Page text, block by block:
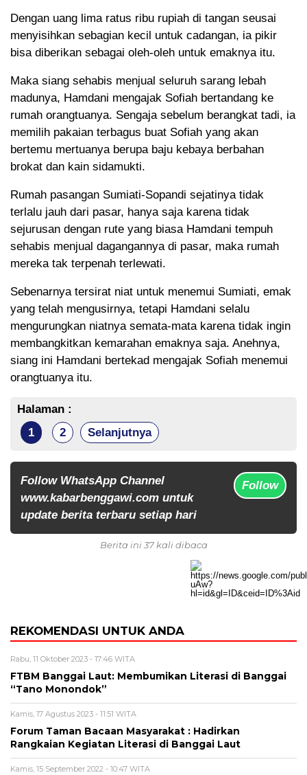
Dengan uang lima ratus ribu rupiah di tangan seusai
menyisihkan sebagian kecil untuk cadangan, ia pikir
bisa diberikan sebagai oleh-oleh untuk emaknya itu.
Maka siang sehabis menjual seluruh sarang lebah
madunya, Hamdani mengajak Sofiah bertandang ke
rumah orangtuanya. Sengaja sebelum berangkat tadi, ia
memilih pakaian terbagus buat Sofiah yang akan
bertemu mertuanya berupa baju kebaya berbahan
brokat dan kain sidamukti.
Rumah pasangan Sumiati-Sopandi sejatinya tidak
terlalu jauh dari pasar, hanya saja karena tidak
sejurusan dengan rute yang biasa Hamdani tempuh
sehabis menjual dagangannya di pasar, maka rumah
mereka tak terpenah terlewati.
Sebenarnya tersirat niat untuk menemui Sumiati, emak
yang telah mengusirnya, tetapi Hamdani selalu
mengurungkan niatnya semata-mata karena tidak ingin
membangkitkan kemarahan emaknya saja. Anehnya,
siang ini Hamdani bertekad mengajak Sofiah menemui
orangtuanya itu.
Halaman :
1
2 Selanjutnya
Follow WhatsApp Channel
www.kabarbenggawi.com untuk
update berita terbaru setiap hari
Follow
Berita ini 37 kali dibaca
REKOMENDASI UNTUK ANDA
Rabu, 11 Oktober 2023 - 17:46 WITA
FTBM Banggai Laut: Membumikan Literasi di Banggai
“Tano Monondok”
Kamis, 17 Agustus 2023 - 11:51 WITA
Forum Taman Bacaan Masyarakat : Hadirkan
Rangkaian Kegiatan Literasi di Banggai Laut
Kamis, 15 September 2022 - 10:47 WITA